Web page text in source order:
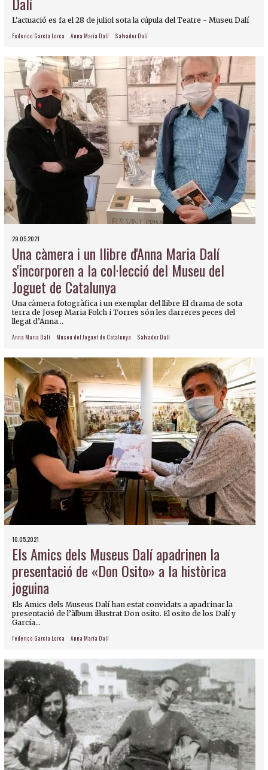
L'actuació es fa el 28 de juliol sota la cúpula del Teatre - Museu Dalí
Federico García Lorca Anna Maria Dalí Salvador Dalí
29.05.2021
Una càmera i un llibre d'Anna Maria Dalí
s'incorporen a la col·lecció del Museu del
Joguet de Catalunya
Una càmera fotogràfica i un exemplar del llibre El drama de sota
terra de Josep Maria Folch i Torres són les darreres peces del
llegat d’Anna...
Anna Maria Dalí Museu del Joguet de Catalunya Salvador Dalí
10.05.2021
Els Amics dels Museus Dalí apadrinen la
presentació de «Don Osito» a la històrica
joguina
Els Amics dels Museus Dalí han estat convidats a apadrinar la
presentació de l’àlbum il·lustrat Don osito. El osito de los Dalí y
García...
Federico García Lorca Anna Maria Dalí